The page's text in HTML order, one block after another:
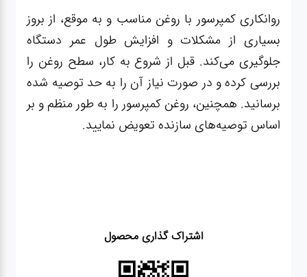
روانکاری کمپرسور با روغن مناسب و به موقع، از بروز
بسیاری از مشکلات و افزایش طول عمر دستگاه
جلوگیری می‌کند. قبل از شروع به کار، سطح روغن را
بررسی کرده و در صورت نیاز آن را به حد توصیه شده
برسانید. همچنین، روغن کمپرسور را به طور منظم و بر
اساس توصیه‌های سازنده تعویض نمایید.
اشتراک گذاری محصول